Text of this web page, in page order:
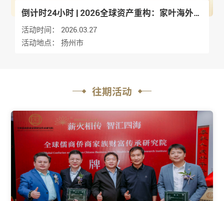
倒计时24小时 | 2026全球资产重构：家叶海外助
您筑起“跨越周期”的财富护城河
活动时间：
2026.03.27
活动地点：
扬州市
往期活动